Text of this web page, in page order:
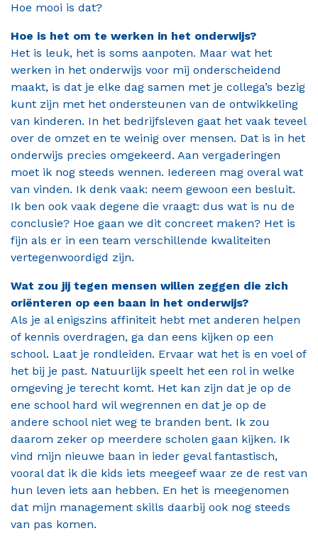
Hoe mooi is dat?
Hoe is het om te werken in het onderwijs?
Het is leuk, het is soms aanpoten. Maar wat het
werken in het onderwijs voor mij onderscheidend
maakt, is dat je elke dag samen met je collega’s bezig
kunt zijn met het ondersteunen van de ontwikkeling
van kinderen. In het bedrijfsleven gaat het vaak teveel
over de omzet en te weinig over mensen. Dat is in het
onderwijs precies omgekeerd. Aan vergaderingen
moet ik nog steeds wennen. Iedereen mag overal wat
van vinden. Ik denk vaak: neem gewoon een besluit.
Ik ben ook vaak degene die vraagt: dus wat is nu de
conclusie? Hoe gaan we dit concreet maken? Het is
fijn als er in een team verschillende kwaliteiten
vertegenwoordigd zijn.
Wat zou jij tegen mensen willen zeggen die zich
oriënteren op een baan in het onderwijs?
Als je al enigszins affiniteit hebt met anderen helpen
of kennis overdragen, ga dan eens kijken op een
school. Laat je rondleiden. Ervaar wat het is en voel of
het bij je past. Natuurlijk speelt het een rol in welke
omgeving je terecht komt. Het kan zijn dat je op de
ene school hard wil wegrennen en dat je op de
andere school niet weg te branden bent. Ik zou
daarom zeker op meerdere scholen gaan kijken. Ik
vind mijn nieuwe baan in ieder geval fantastisch,
vooral dat ik die kids iets meegeef waar ze de rest van
hun leven iets aan hebben. En het is meegenomen
dat mijn management skills daarbij ook nog steeds
van pas komen.